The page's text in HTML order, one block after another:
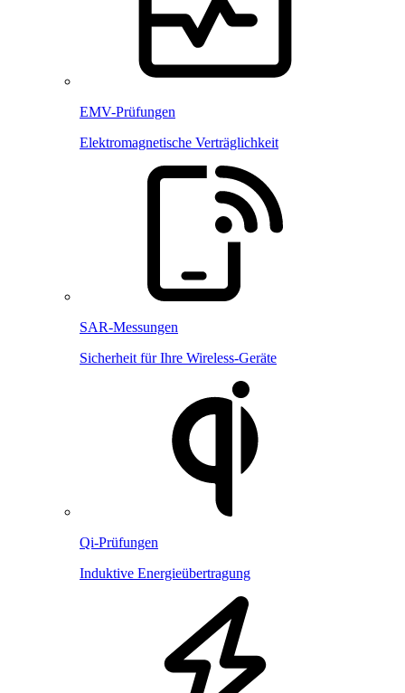
EMV-Prüfungen
Elektromagnetische Verträglichkeit
SAR-Messungen
Sicherheit für Ihre Wireless-Geräte
Qi-Prüfungen
Induktive Energieübertragung